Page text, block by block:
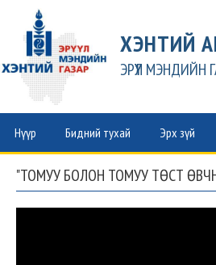
ХЭНТИЙ
ЭРҮҮЛ МЭНДИЙН
Нүүр Бидний тухай Эрх зүй
"ТОМУУ БОЛОН ТОМУУ ТӨСТ